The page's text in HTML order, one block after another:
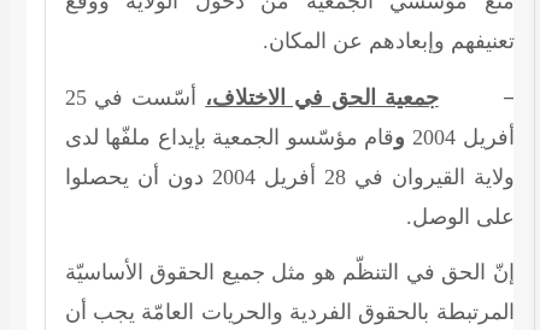
تعنيفهم وإبعادهم عن المكان.
–جمعية الحق في الاختلاف، أسّست في25
أفريل2004 وقام مؤسّسو الجمعية بإيداع ملفّها لدى
ولاية القيروان في28 أفريل2004 دون أن يحصلوا
على الوصل.
إنّ الحق في التنظّم هو مثل جميع الحقوق الأساسيّة
المرتبطة بالحقوق الفردية والحريات العامّة يجب أن